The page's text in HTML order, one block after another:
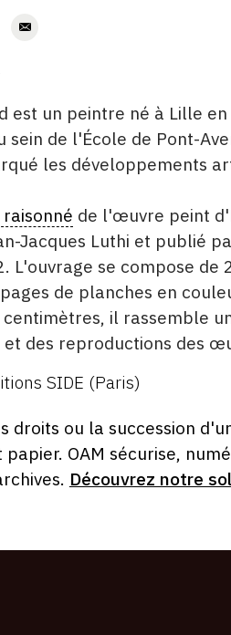
est un peintre né à Lille
sein de l'École de Pont-
les développements
de l'œuvre peint
Jacques Luthi et publié
L'ouvrage se compose de
de planches en
il rassemble
des reproductions des
SIDE (Paris)
droits ou la succession
OAM sécurise,
Découvrez notre